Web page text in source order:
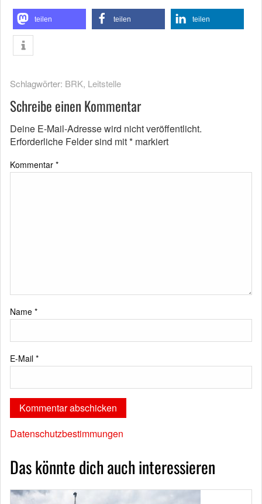
teilen teilen teilen
Schlagwörter: BRK, Leitstelle
Schreibe einen Kommentar
Deine E-Mail-Adresse wird nicht veröffentlicht.
Erforderliche Felder sind mit* markiert
Kommentar *
Name *
E-Mail *
Datenschutzbestimmungen
Das könnte dich auch interessieren